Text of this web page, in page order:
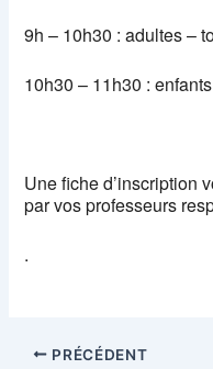
9h – 10h30 : adultes –
10h30 – 11h30 :
Une fiche d’inscription
par vos professeurs
.
PRÉCÉDENT